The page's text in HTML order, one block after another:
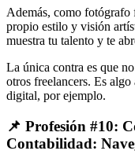
Además, como fotógrafo
propio estilo y visión
muestra tu talento y te
La única contra es que
otros freelancers. Es algo
digital, por ejemplo.
📌 Profesión #10:
Contabilidad: